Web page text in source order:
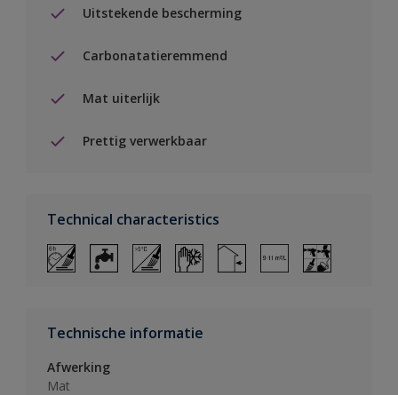
Uitstekende bescherming
Carbonatatieremmend
Mat uiterlijk
Prettig verwerkbaar
Technical characteristics
Technische informatie
Afwerking
Mat